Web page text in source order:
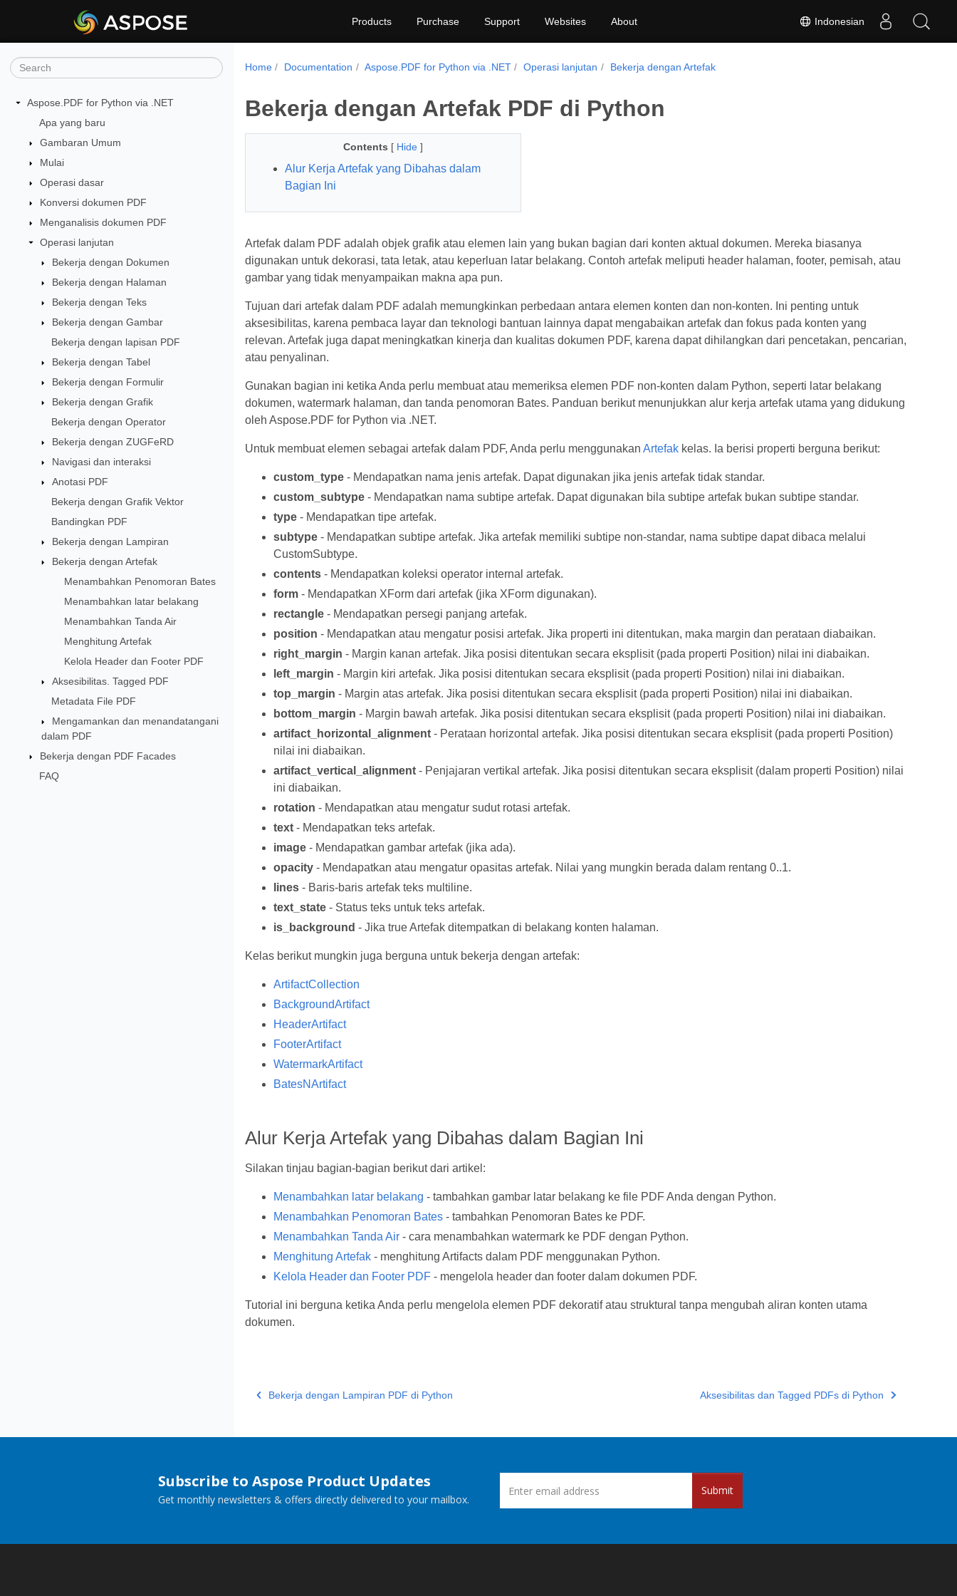
Indonesian
Products Purchase Support Websites About
Aspose.PDF for Python via .NET
Apa yang baru
Gambaran Umum
Mulai
Operasi dasar
Konversi dokumen PDF
Menganalisis dokumen PDF
Operasi lanjutan
Bekerja dengan Dokumen
Bekerja dengan Halaman
Bekerja dengan Teks
Bekerja dengan Gambar
Bekerja dengan lapisan PDF
Bekerja dengan Tabel
Bekerja dengan Formulir
Bekerja dengan Grafik
Bekerja dengan Operator
Bekerja dengan ZUGFeRD
Navigasi dan interaksi
Anotasi PDF
Bekerja dengan Grafik Vektor
Bandingkan PDF
Bekerja dengan Lampiran
Bekerja dengan Artefak
Menambahkan Penomoran Bates
Menambahkan latar belakang
Menambahkan Tanda Air
Menghitung Artefak
Kelola Header dan Footer PDF
Aksesibilitas. Tagged PDF
Metadata File PDF
Mengamankan dan menandatangani
dalam PDF
Bekerja dengan PDF Facades
FAQ
Home Documentation Aspose.PDF for Python via .NET Operasi lanjutan Bekerja dengan Artefak
Bekerja dengan Artefak PDF di Python
Contents [ Hide ]
Alur Kerja Artefak yang Dibahas dalam
Bagian Ini
Artefak dalam PDF adalah objek grafik atau elemen lain yang bukan bagian dari konten aktual dokumen. Mereka biasanya
digunakan untuk dekorasi, tata letak, atau keperluan latar belakang. Contoh artefak meliputi header halaman, footer, pemisah, atau
gambar yang tidak menyampaikan makna apa pun.
Tujuan dari artefak dalam PDF adalah memungkinkan perbedaan antara elemen konten dan non‑konten. Ini penting untuk
aksesibilitas, karena pembaca layar dan teknologi bantuan lainnya dapat mengabaikan artefak dan fokus pada konten yang
relevan. Artefak juga dapat meningkatkan kinerja dan kualitas dokumen PDF, karena dapat dihilangkan dari pencetakan, pencarian,
atau penyalinan.
Gunakan bagian ini ketika Anda perlu membuat atau memeriksa elemen PDF non‑konten dalam Python, seperti latar belakang
dokumen, watermark halaman, dan tanda penomoran Bates. Panduan berikut menunjukkan alur kerja artefak utama yang didukung
oleh Aspose.PDF for Python via .NET.
Untuk membuat elemen sebagai artefak dalam PDF, Anda perlu menggunakan Artefakkelas. Ia berisi properti berguna berikut:
custom_type- Mendapatkan nama jenis artefak. Dapat digunakan jika jenis artefak tidak standar.
custom_subtype- Mendapatkan nama subtipe artefak. Dapat digunakan bila subtipe artefak bukan subtipe standar.
type- Mendapatkan tipe artefak.
subtype- Mendapatkan subtipe artefak. Jika artefak memiliki subtipe non-standar, nama subtipe dapat dibaca melalui
CustomSubtype.
contents- Mendapatkan koleksi operator internal artefak.
form- Mendapatkan XForm dari artefak (jika XForm digunakan).
rectangle- Mendapatkan persegi panjang artefak.
position - Mendapatkan atau mengatur posisi artefak. Jika properti ini ditentukan, maka margin dan perataan diabaikan.
right_margin - Margin kanan artefak. Jika posisi ditentukan secara eksplisit (pada properti Position) nilai ini diabaikan.
left_margin - Margin kiri artefak. Jika posisi ditentukan secara eksplisit (pada properti Position) nilai ini diabaikan.
top_margin - Margin atas artefak. Jika posisi ditentukan secara eksplisit (pada properti Position) nilai ini diabaikan.
bottom_margin - Margin bawah artefak. Jika posisi ditentukan secara eksplisit (pada properti Position) nilai ini diabaikan.
artifact_horizontal_alignment- Perataan horizontal artefak. Jika posisi ditentukan secara eksplisit (pada properti Position)
nilai ini diabaikan.
artifact_vertical_alignment- Penjajaran vertikal artefak. Jika posisi ditentukan secara eksplisit (dalam properti Position) nilai
ini diabaikan.
rotation - Mendapatkan atau mengatur sudut rotasi artefak.
text- Mendapatkan teks artefak.
image- Mendapatkan gambar artefak (jika ada).
opacity- Mendapatkan atau mengatur opasitas artefak. Nilai yang mungkin berada dalam rentang 0..1.
lines- Baris-baris artefak teks multiline.
text_state- Status teks untuk teks artefak.
is_background - Jika true Artefak ditempatkan di belakang konten halaman.
Kelas berikut mungkin juga berguna untuk bekerja dengan artefak:
ArtifactCollection
BackgroundArtifact
HeaderArtifact
FooterArtifact
WatermarkArtifact
BatesNArtifact
Alur Kerja Artefak yang Dibahas dalam Bagian Ini
Silakan tinjau bagian-bagian berikut dari artikel:
Menambahkan latar belakang - tambahkan gambar latar belakang ke file PDF Anda dengan Python.
Menambahkan Penomoran Bates- tambahkan Penomoran Bates ke PDF.
Menambahkan Tanda Air- cara menambahkan watermark ke PDF dengan Python.
Menghitung Artefak- menghitung Artifacts dalam PDF menggunakan Python.
Kelola Header dan Footer PDF- mengelola header dan footer dalam dokumen PDF.
Tutorial ini berguna ketika Anda perlu mengelola elemen PDF dekoratif atau struktural tanpa mengubah aliran konten utama
dokumen.
Bekerja dengan Lampiran PDF di Python Aksesibilitas dan Tagged PDFs di Python
Subscribe to Aspose Product Updates
Get monthly newsletters & offers directly delivered to your mailbox.
Submit